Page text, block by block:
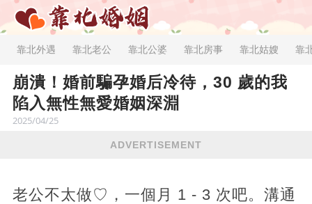
靠北外遇 靠北老公 靠北公婆 靠北房事 靠北姑嫂 靠
崩潰！婚前騙孕婚后冷待，30 歲的我
陷入無性無愛婚姻深淵
2025/04/25
ADVERTISEMENT
老公不太做♡，一個月 1 - 3 次吧。溝通